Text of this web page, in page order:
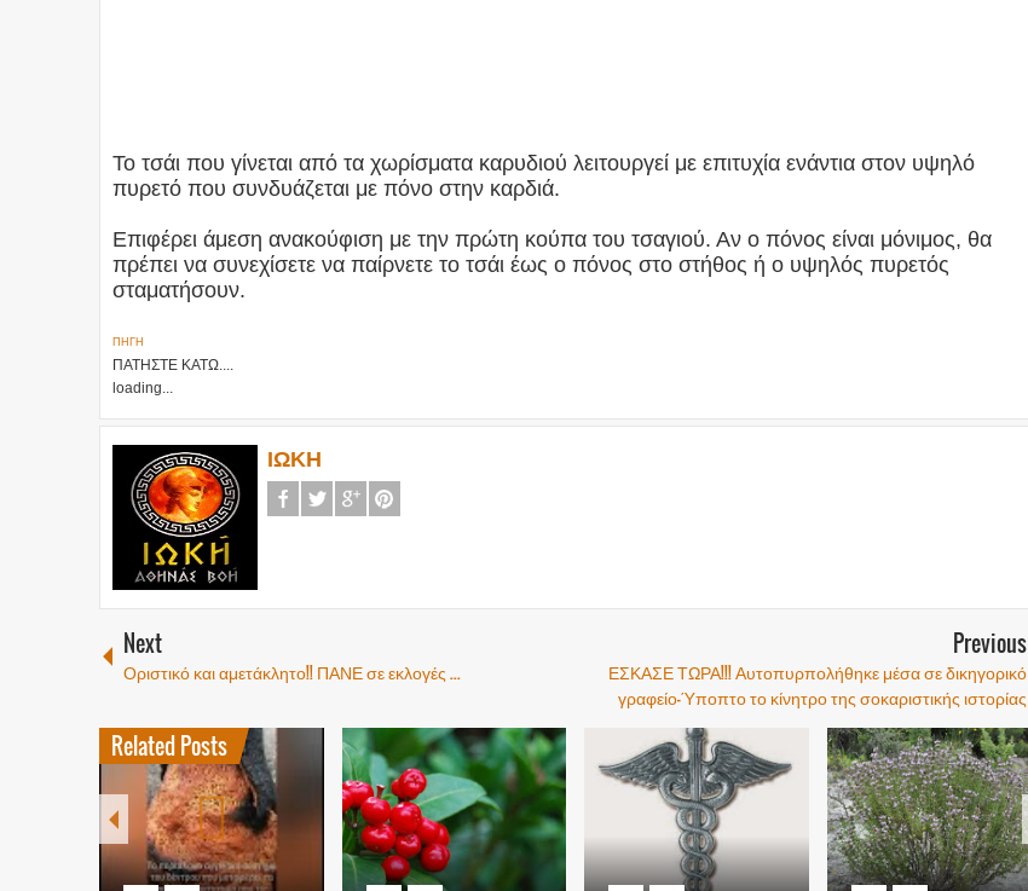
Το τσάι που γίνεται από τα χωρίσματα καρυδιού λειτουργεί με επιτυχία ενάντια στον υψηλό
πυρετό που συνδυάζεται με πόνο στην καρδιά.
Επιφέρει άμεση ανακούφιση με την πρώτη κούπα του τσαγιού. Αν ο πόνος είναι μόνιμος, θα
πρέπει να συνεχίσετε να παίρνετε το τσάι έως ο πόνος στο στήθος ή ο υψηλός πυρετός
σταματήσουν.
ΠΗΓΗ
ΠΑΤΗΣΤΕ ΚΑΤΩ....
loading...
ΙΩΚΗ
Next
Οριστικό και αμετάκλητο!! ΠΑΝΕ σε εκλογές ...
Previous
ΕΣΚΑΣΕ ΤΩΡΑ!!! Αυτοπυρπολήθηκε μέσα σε δικηγορικό
γραφείο-Ύποπτο το κίνητρο της σοκαριστικής ιστορίας
Related Posts